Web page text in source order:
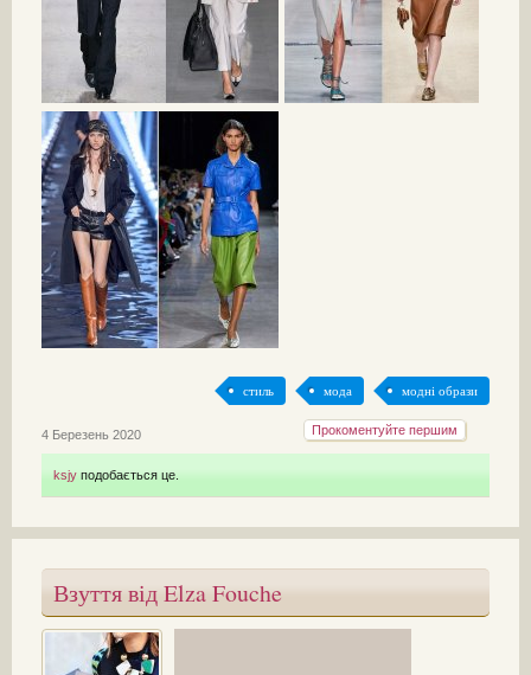
стиль мода модні образи
Прокоментуйте першим
4 Березень 2020
ksjy подобається це.
Взуття від Elza Fouche